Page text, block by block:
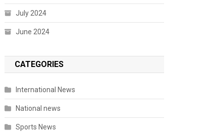
July 2024
June 2024
CATEGORIES
International News
National news
Sports News